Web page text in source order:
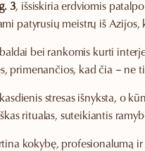
3, išsiskiria erdviomis
patyrusių meistrų iš
bei rankomis kurti
primenančios, kad čia – ne
stresas išnyksta, o
ritualas, suteikiantis
kokybę, profesionalumą